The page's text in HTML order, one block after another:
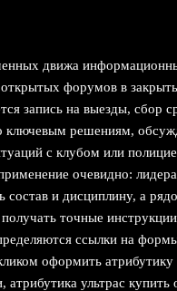
движа
форумов в
запись на выезды, сбор
ключевым решениям,
с клубом или
очевидно:
состав и дисциплину, а
точные
ссылки на формы
оформить атрибутику
атрибутика ультрас купить